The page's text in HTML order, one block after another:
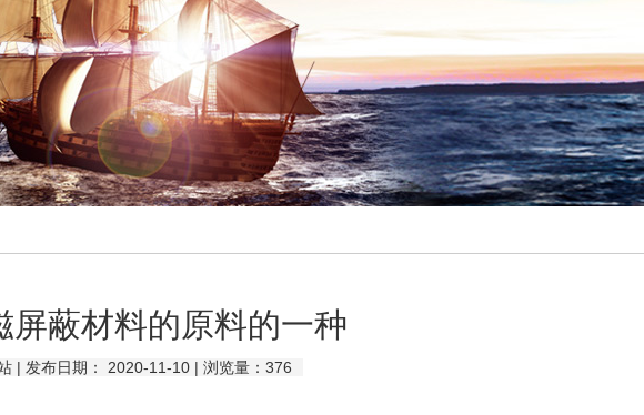
屏蔽材料的原料的一种
| 发布日期： 2020-11-10 | 浏览量： 376